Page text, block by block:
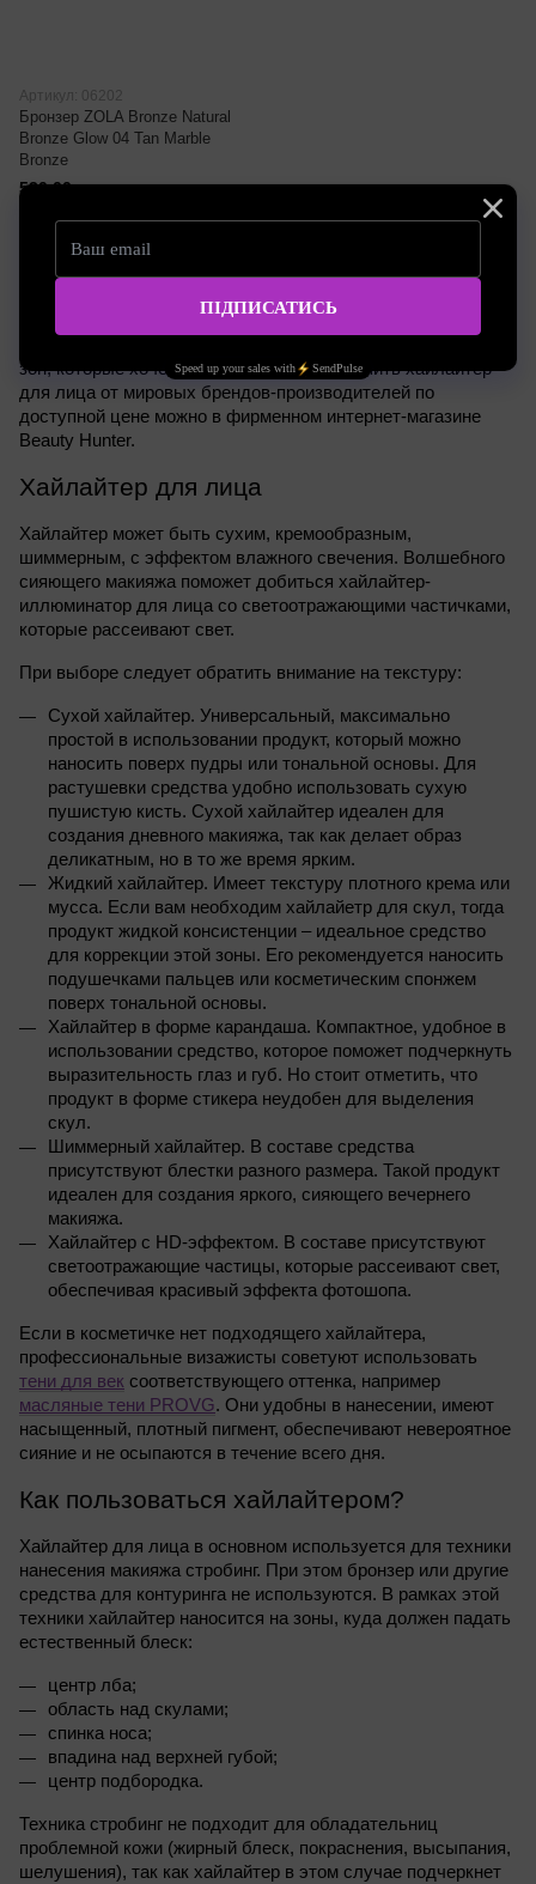
Артикул: 06202
Бронзер ZOLA Bronze Natural
Bronze Glow 04 Tan Marble
Bronze
530.00 грн
Хайлайтер – средство для макияжа лица, которое придаст
активно используют такой косметический продукт для
зон, которые хочется вывести из тени. Купить хайлайтер
для лица от мировых брендов-производителей по
доступной цене можно в фирменном интернет-магазине
Beauty Hunter.
Хайлайтер для лица
Хайлайтер может быть сухим, кремообразным,
шиммерным, с эффектом влажного свечения. Волшебного
сияющего макияжа поможет добиться хайлайтер-
иллюминатор для лица со светоотражающими частичками,
которые рассеивают свет.
При выборе следует обратить внимание на текстуру:
Сухой хайлайтер. Универсальный, максимально
простой в использовании продукт, который можно
наносить поверх пудры или тональной основы. Для
растушевки средства удобно использовать сухую
пушистую кисть. Сухой хайлайтер идеален для
создания дневного макияжа, так как делает образ
деликатным, но в то же время ярким.
Жидкий хайлайтер. Имеет текстуру плотного крема или
мусса. Если вам необходим хайлайетр для скул, тогда
продукт жидкой консистенции – идеальное средство
для коррекции этой зоны. Его рекомендуется наносить
подушечками пальцев или косметическим спонжем
поверх тональной основы.
Хайлайтер в форме карандаша. Компактное, удобное в
использовании средство, которое поможет подчеркнуть
выразительность глаз и губ. Но стоит отметить, что
продукт в форме стикера неудобен для выделения
скул.
Шиммерный хайлайтер. В составе средства
присутствуют блестки разного размера. Такой продукт
идеален для создания яркого, сияющего вечернего
макияжа.
Хайлайтер с HD-эффектом. В составе присутствуют
светоотражающие частицы, которые рассеивают свет,
обеспечивая красивый эффекта фотошопа.
Если в косметичке нет подходящего хайлайтера,
профессиональные визажисты советуют использовать
тени для век соответствующего оттенка, например
масляные тени PROVG. Они удобны в нанесении, имеют
насыщенный, плотный пигмент, обеспечивают невероятное
сияние и не осыпаются в течение всего дня.
Как пользоваться хайлайтером?
Хайлайтер для лица в основном используется для техники
нанесения макияжа стробинг. При этом бронзер или другие
средства для контуринга не используются. В рамках этой
техники хайлайтер наносится на зоны, куда должен падать
естественный блеск:
центр лба;
область над скулами;
спинка носа;
впадина над верхней губой;
центр подбородка.
Техника стробинг не подходит для обладательниц
проблемной кожи (жирный блеск, покраснения, высыпания,
шелушения), так как хайлайтер в этом случае подчеркнет